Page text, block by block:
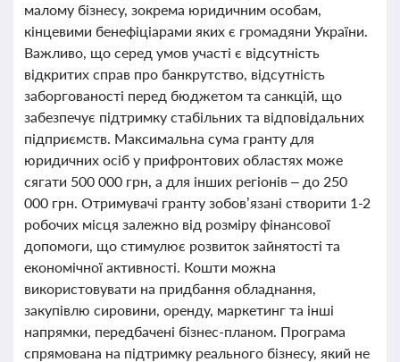
малому бізнесу, зокрема юридичним особам,
кінцевими бенефіціарами яких є громадяни України.
Важливо, що серед умов участі є відсутність
відкритих справ про банкрутство, відсутність
заборгованості перед бюджетом та санкцій, що
забезпечує підтримку стабільних та відповідальних
підприємств. Максимальна сума гранту для
юридичних осіб у прифронтових областях може
сягати 500 000 грн, а для інших регіонів – до 250
000 грн. Отримувачі гранту зобов’язані створити 1-2
робочих місця залежно від розміру фінансової
допомоги, що стимулює розвиток зайнятості та
економічної активності. Кошти можна
використовувати на придбання обладнання,
закупівлю сировини, оренду, маркетинг та інші
напрямки, передбачені бізнес-планом. Програма
спрямована на підтримку реального бізнесу, який не